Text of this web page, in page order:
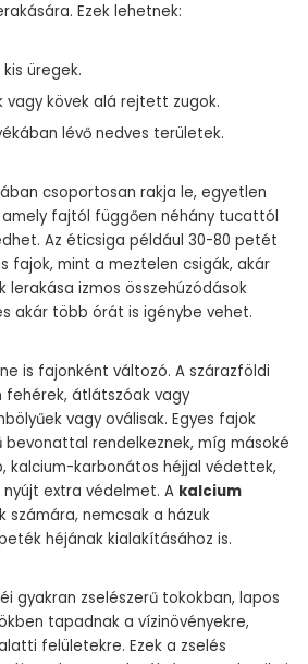
Ezek lehetnek:
üregek.
vagy kövek alá rejtett zugok.
lévő nedves területek.
csoportosan rakja le, egyetlen
amely fajtól függően néhány tucattól
Az éticsiga például 30-80 petét
fajok, mint a meztelen csigák, akár
lerakása izmos összehúzódások
akár több órát is igénybe vehet.
is fajonként változó. A szárazföldi
átlátszóak vagy
vagy oválisak. Egyes fajok
bevonattal rendelkeznek, míg másoké
kalcium-karbonátos héjjal védettek,
extra védelmet. A kalcium
nemcsak a házuk
héjának kialakításához is.
gyakran zselészerű tokokban, lapos
tapadnak a vízinövényekre,
felületekre. Ezek a zselés